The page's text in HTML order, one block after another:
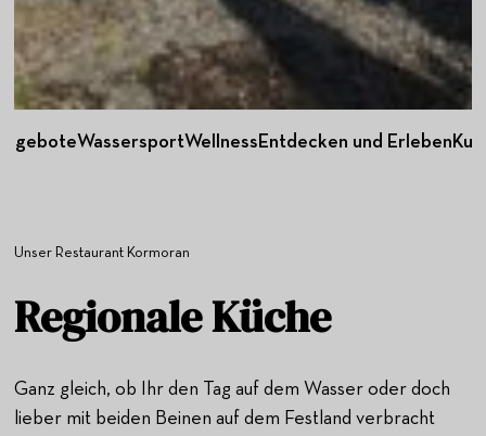
WassersportWellnessEntdecken und Erleben
Unser Restaurant Kormoran
Regionale Küche
Ganz gleich, ob Ihr den Tag auf dem Wasser oder doch
lieber mit beiden Beinen auf dem Festland verbracht